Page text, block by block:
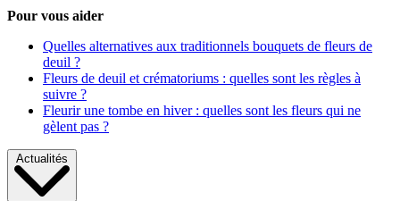
Pour vous aider
Quelles alternatives aux traditionnels bouquets de fleurs de
deuil ?
Fleurs de deuil et crématoriums : quelles sont les règles à
suivre ?
Fleurir une tombe en hiver : quelles sont les fleurs qui ne
gèlent pas ?
Actualités